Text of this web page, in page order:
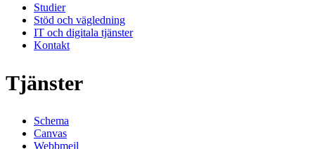
Studier
Stöd och vägledning
IT och digitala tjänster
Kontakt
Tjänster
Schema
Canvas
Webbmejl